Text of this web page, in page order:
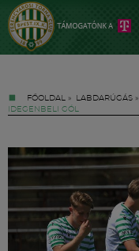
FŐOLDAL » LABDARÚGÁS »
IDEGENBELI GÓL
Jegyek